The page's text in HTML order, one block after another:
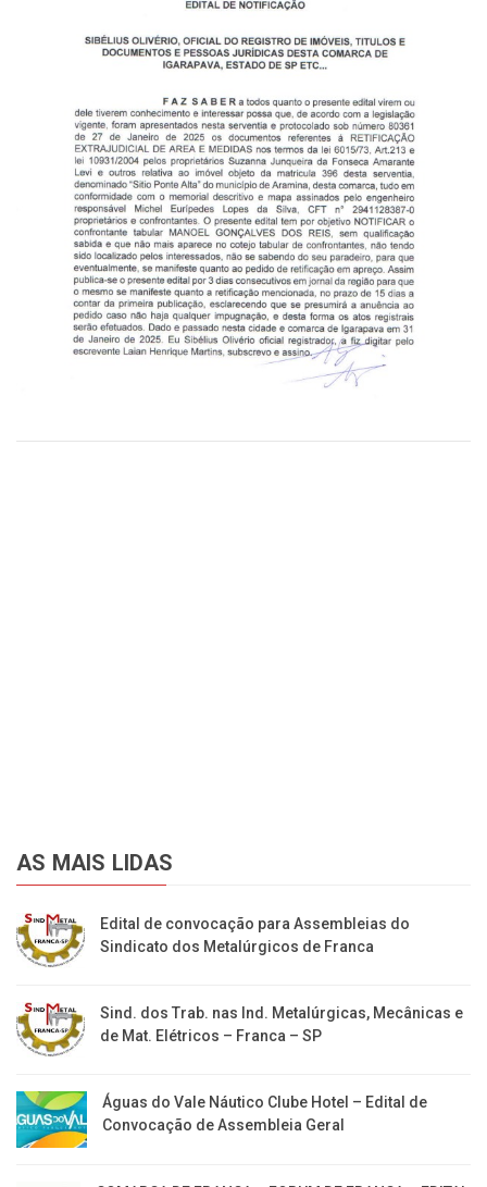
AS MAIS LIDAS
Edital de convocação para Assembleias do
Sindicato dos Metalúrgicos de Franca
Sind. dos Trab. nas Ind. Metalúrgicas, Mecânicas e
de Mat. Elétricos – Franca – SP
Águas do Vale Náutico Clube Hotel – Edital de
Convocação de Assembleia Geral